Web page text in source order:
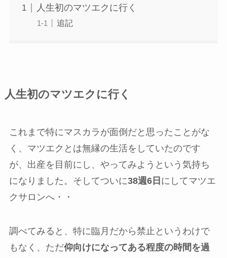
人生初のマツエクに行く
追記
人生初のマツエクに行く
これまで特にマスカラが面倒だと思ったことがな
く、マツエクとは無縁の生活をしていたのです
が、出産を目前にし、やってみようという気持ち
になりました。そしてついに38週6日 にしてマツエ
クサロンへ・・
調べてみると、特に臨月だから禁止というわけで
もなく、ただ仰向けになってある程度の時間を過